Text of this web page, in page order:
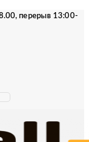
перерыв 13:00-